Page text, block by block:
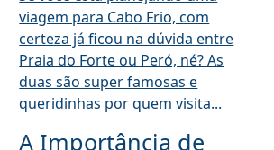
viagem para Cabo Frio, com
certeza já ficou na dúvida entre
Praia do Forte ou Peró, né? As
duas são super famosas e
queridinhas por quem visita...
A Importância de